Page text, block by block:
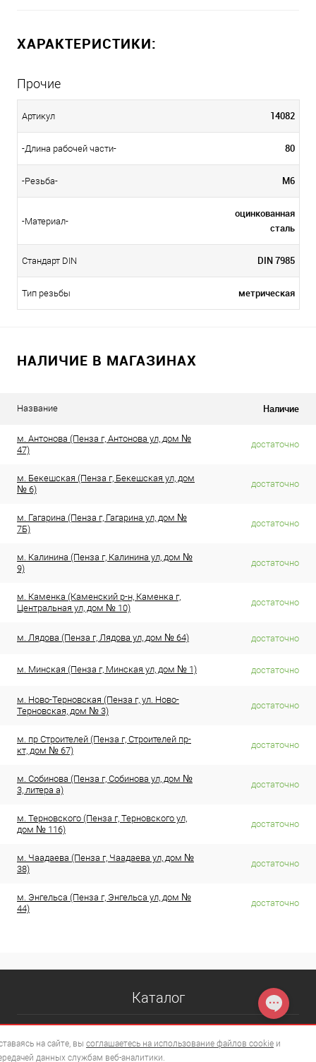
ХАРАКТЕРИСТИКИ:
Прочие
Артикул 14082
-Длина рабочей части- 80
-Резьба- М6
-Материал-
оцинкованная
сталь
Стандарт DIN DIN 7985
Тип резьбы метрическая
НАЛИЧИЕ В МАГАЗИНАХ
Название Наличие
м. Антонова (Пенза г, Антонова ул, дом №
47)
достаточно
м. Бекешская (Пенза г, Бекешская ул, дом
№ 6)
достаточно
м. Гагарина (Пенза г, Гагарина ул, дом №
7Б)
достаточно
м. Калинина (Пенза г, Калинина ул, дом №
9)
достаточно
м. Каменка (Каменский р-н, Каменка г,
Центральная ул, дом № 10)
достаточно
м. Лядова (Пенза г, Лядова ул, дом № 64) достаточно
м. Минская (Пенза г, Минская ул, дом № 1) достаточно
м. Ново-Терновская (Пенза г, ул. Ново-
Терновская, дом № 3)
достаточно
м. пр Строителей (Пенза г, Строителей пр-
кт, дом № 67)
достаточно
м. Собинова (Пенза г, Собинова ул, дом №
3, литера а)
достаточно
м. Терновского (Пенза г, Терновского ул,
дом № 116)
достаточно
м. Чаадаева (Пенза г, Чаадаева ул, дом №
38)
достаточно
м. Энгельса (Пенза г, Энгельса ул, дом №
44)
достаточно
Каталог
на сайте, вы соглашаетесь на использование файлов cookie и
данных службам веб-аналитики.